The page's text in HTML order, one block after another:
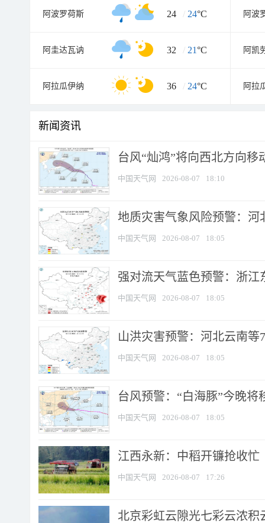
阿波罗荷斯 24 / 24°C 阿波
阿圭达瓦讷 32 / 21°C 阿凯
阿拉瓜伊纳 36 / 24°C 阿拉
新闻资讯
台风“灿鸿”将向西北方向移
中国天气网 2026-08-07 18:10
地质灾害气象风险预警：河
中国天气网 2026-08-07 18:05
强对流天气蓝色预警：浙江
中国天气网 2026-08-07 18:05
山洪灾害预警：河北云南
中国天气网 2026-08-07 18:05
台风预警：“白海豚”今晚将
中国天气网 2026-08-07 18:05
江西永新：中稻开镰抢收忙
中国天气网 2026-08-07 17:26
北京彩虹云隙光七彩云浓积